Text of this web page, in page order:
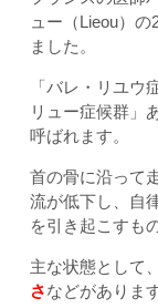
ュー（Lieou）
ました。
「バレ・リユウ
リュー症候群」
呼ばれます。
首の骨に沿って
流が低下し、自
を引き起こすも
主な状態として、
さなどがあります